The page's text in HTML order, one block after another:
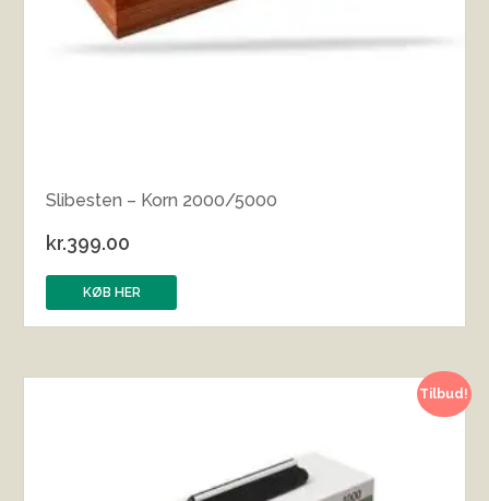
Slibesten – Korn 2000/5000
kr.399.00
KØB HER
Tilbud!